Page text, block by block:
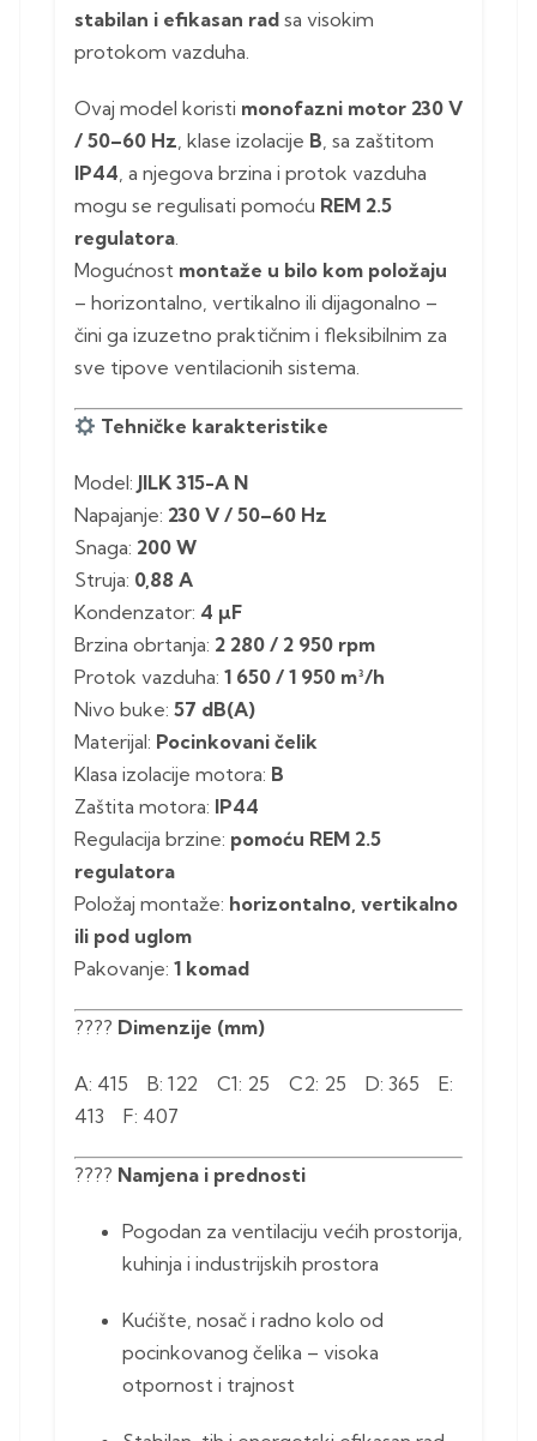
stabilan i efikasan rad sa visokim
protokom vazduha.
Ovaj model koristi monofazni motor 230 V
/ 50–60 Hz , klase izolacije B , sa zaštitom
IP44 , a njegova brzina i protok vazduha
mogu se regulisati pomoću REM 2.5
regulatora
Mogućnost montaže u bilo kom položaju
– horizontalno, vertikalno ili dijagonalno –
čini ga izuzetno praktičnim i fleksibilnim za
sve tipove ventilacionih sistema.
Tehničke karakteristike
Model: JILK 315-A N
Napajanje: 230 V / 50–60 Hz
Snaga: 200 W
Struja: 0,88 A
Kondenzator: 4 µF
Brzina obrtanja: 2 280 / 2 950 rpm
Protok vazduha: 1 650 / 1 950 m³/h
Nivo buke: 57 dB(A)
Materijal: Pocinkovani čelik
Klasa izolacije motora: B
Zaštita motora: IP44
Regulacija brzine: pomoću REM 2.5
regulatora
Položaj montaže: horizontalno, vertikalno
ili pod uglom
Pakovanje: 1 komad
???? Dimenzije (mm)
A: 415 B: 122 C1: 25 C2: 25 D: 365 E:
413 F: 407
????️ Namjena i prednosti
Pogodan za ventilaciju većih prostorija,
kuhinja i industrijskih prostora
Kućište, nosač i radno kolo od
pocinkovanog čelika – visoka
otpornost i trajnost